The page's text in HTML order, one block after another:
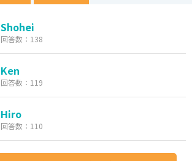
Shohei
回答数：138
Ken
回答数：119
Hiro
回答数：110